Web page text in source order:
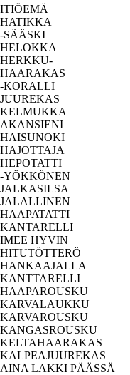
ITIÖEMÄ
HATIKKA
-SÄÄSKI
HELOKKA
HERKKU-
HAARAKAS
-KORALLI
JUUREKAS
KELMUKKA
AKANSIENI
HAISUNOKI
HAJOTTAJA
HEPOTATTI
-YÖKKÖNEN
JALKASILSA
JALALLINEN
HAAPATATTI
KANTARELLI
IMEE HYVIN
HITUTÖTTERÖ
HANKAAJALLA
KANTTARELLI
HAAPAROUSKU
KARVALAUKKU
KARVAROUSKU
KANGASROUSKU
KELTAHAARAKAS
KALPEAJUUREKAS
AINA LAKKI PÄÄSSÄ